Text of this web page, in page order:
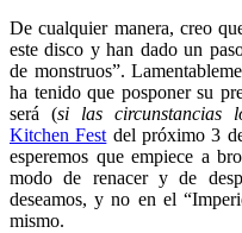
De cualquier manera, creo
este disco y han dado un
de monstruos”.
ha tenido que posponer su
será (si las circunstancias
Kitchen Fest del próximo 3
esperemos que empiece a
modo de renacer y de
deseamos, y no en el
mismo.